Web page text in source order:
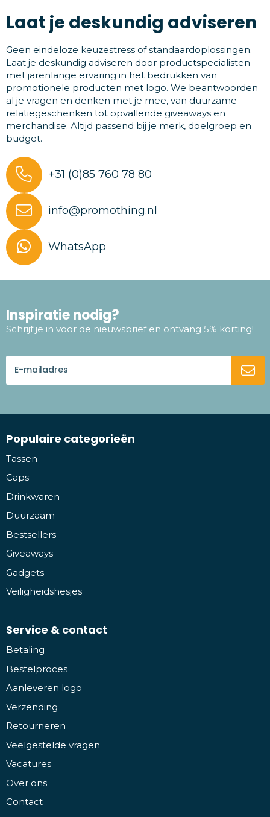
Laat je deskundig adviseren
Geen eindeloze keuzestress of standaardoplossingen.
Laat je deskundig adviseren door productspecialisten
met jarenlange ervaring in het bedrukken van
promotionele producten met logo. We beantwoorden
al je vragen en denken met je mee, van duurzame
relatiegeschenken tot opvallende giveaways en
merchandise. Altijd passend bij je merk, doelgroep en
budget.
+31 (0)85 760 78 80
info@promothing.nl
WhatsApp
Inspiratie nodig?
Schrijf je in voor de nieuwsbrief en ontvang 5% korting!
Populaire categorieën
Tassen
Caps
Drinkwaren
Duurzaam
Bestsellers
Giveaways
Gadgets
Veiligheidshesjes
Service & contact
Betaling
Bestelproces
Aanleveren logo
Verzending
Retourneren
Veelgestelde vragen
Vacatures
Over ons
Contact